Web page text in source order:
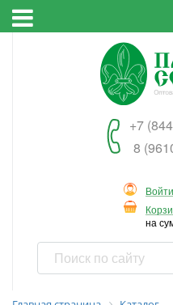
+7
8
Войти
на